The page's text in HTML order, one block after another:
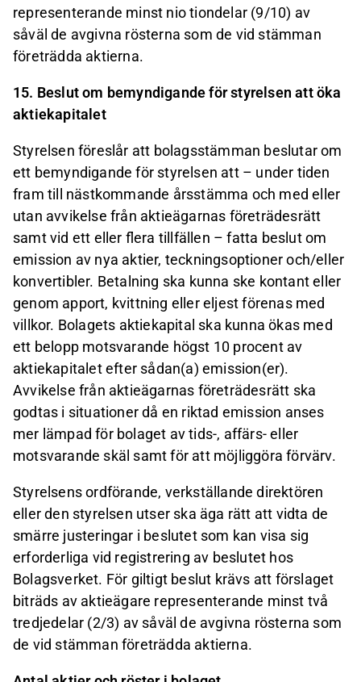
representerande minst nio tiondelar (9/10) av
såväl de avgivna rösterna som de vid stämman
företrädda aktierna.
15. Beslut om bemyndigande för styrelsen att öka
aktiekapitalet
Styrelsen föreslår att bolagsstämman beslutar om
ett bemyndigande för styrelsen att – under tiden
fram till nästkommande årsstämma och med eller
utan avvikelse från aktieägarnas företrädesrätt
samt vid ett eller flera tillfällen – fatta beslut om
emission av nya aktier, teckningsoptioner och/eller
konvertibler. Betalning ska kunna ske kontant eller
genom apport, kvittning eller eljest förenas med
villkor. Bolagets aktiekapital ska kunna ökas med
ett belopp motsvarande högst 10 procent av
aktiekapitalet efter sådan(a) emission(er).
Avvikelse från aktieägarnas företrädesrätt ska
godtas i situationer då en riktad emission anses
mer lämpad för bolaget av tids-, affärs- eller
motsvarande skäl samt för att möjliggöra förvärv.
Styrelsens ordförande, verkställande direktören
eller den styrelsen utser ska äga rätt att vidta de
smärre justeringar i beslutet som kan visa sig
erforderliga vid registrering av beslutet hos
Bolagsverket. För giltigt beslut krävs att förslaget
biträds av aktieägare representerande minst två
tredjedelar (2/3) av såväl de avgivna rösterna som
de vid stämman företrädda aktierna.